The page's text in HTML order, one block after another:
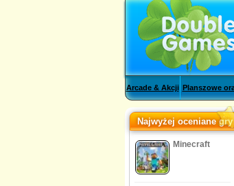
Arcade & Akcji Planszowe
Najwyżej oceniane gry
Minecraft